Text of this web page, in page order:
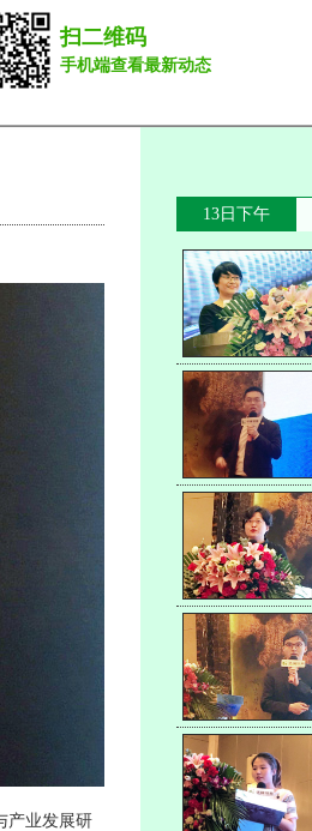
扫二维码
手机端查看最新动态
产业发展研
13日下午